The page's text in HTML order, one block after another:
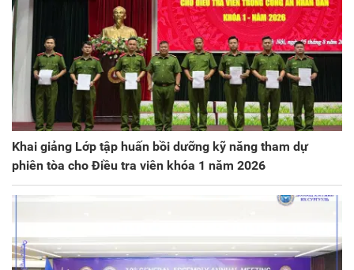
Khai giảng Lớp tập huấn bồi dưỡng kỹ năng tham dự
phiên tòa cho Điều tra viên khóa 1 năm 2026